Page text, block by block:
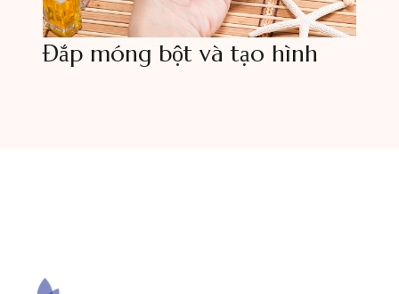
Đắp móng bột và tạo hình